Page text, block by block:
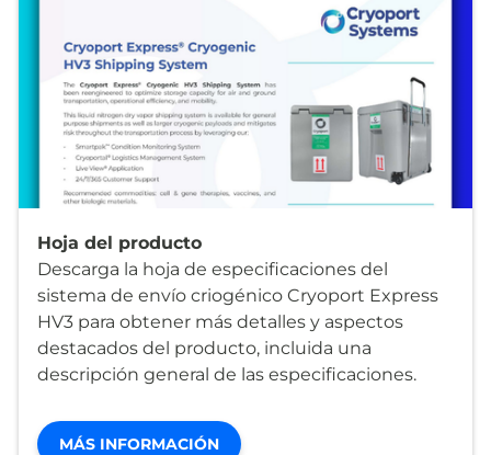
Hoja del producto
Descarga la hoja de especificaciones del
sistema de envío criogénico Cryoport Express
HV3 para obtener más detalles y aspectos
destacados del producto, incluida una
descripción general de las especificaciones.
MÁS INFORMACIÓN